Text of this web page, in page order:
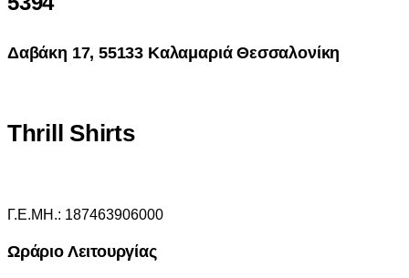
Δαβάκη 17, 55133 Καλαμαριά Θεσσαλονίκη
Thrill Shirts
Γ.Ε.ΜΗ.: 187463906000
Ωράριο Λειτουργίας